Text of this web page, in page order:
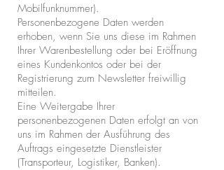
Mobilfunknummer).
Personenbezogene Daten werden
erhoben, wenn Sie uns diese im Rahmen
Ihrer Warenbestellung oder bei Eröffnung
eines Kundenkontos oder bei der
Registrierung zum Newsletter freiwillig
mitteilen.
Eine Weitergabe Ihrer
personenbezogenen Daten erfolgt an von
uns im Rahmen der Ausführung des
Auftrags eingesetzte Dienstleister
(Transporteur, Logistiker, Banken).